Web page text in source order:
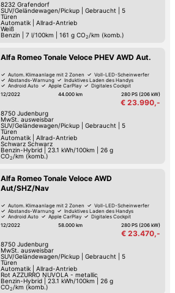
8232 Grafendorf
SUV/Geländewagen/Pickup| Gebraucht
5
Türen
Automatik| Allrad-Antrieb
Weiß
Benzin
7 l/100km 161 g CO2 /km (komb.)
Alfa Romeo Tonale Veloce PHEV AWD Aut.
Autom. Klimaanlage mit 2 Zonen
Voll-LED-Scheinwerfer
Abstands-Warnung
Induktives Laden des Handys
Android Auto
Apple CarPlay
Digitales Cockpit
Fernlicht-Assistent
12/2022 44.000 km 280 PS (206 kW)
€ 23.990,-
8750 Judenburg
MwSt. ausweisbar
SUV/Geländewagen/Pickup| Gebraucht
5
Türen
Automatik| Allrad-Antrieb
Schwarz Schwarz
Benzin-Hybrid
23.1 kWh/100km 26 g
CO2 /km (komb.)
Alfa Romeo Tonale Veloce AWD
Aut/SHZ/Nav
Autom. Klimaanlage mit 2 Zonen
Voll-LED-Scheinwerfer
Abstands-Warnung
Induktives Laden des Handys
Android Auto
Apple CarPlay
Digitales Cockpit
Fernlicht-Assistent
12/2022 58.000 km 280 PS (206 kW)
€ 23.470,-
8750 Judenburg
MwSt. ausweisbar
SUV/Geländewagen/Pickup| Gebraucht
5
Türen
Automatik| Allrad-Antrieb
Rot AZZURRO NUVOLA - metallic
Benzin-Hybrid
23.1 kWh/100km 26 g
CO2 /km (komb.)